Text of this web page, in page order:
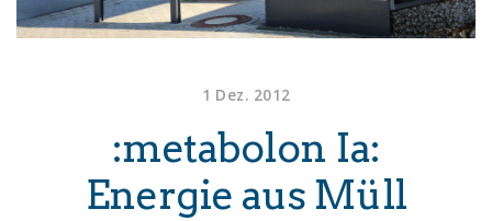
1 Dez. 2012
:metabolon Ia:
Energie aus Müll